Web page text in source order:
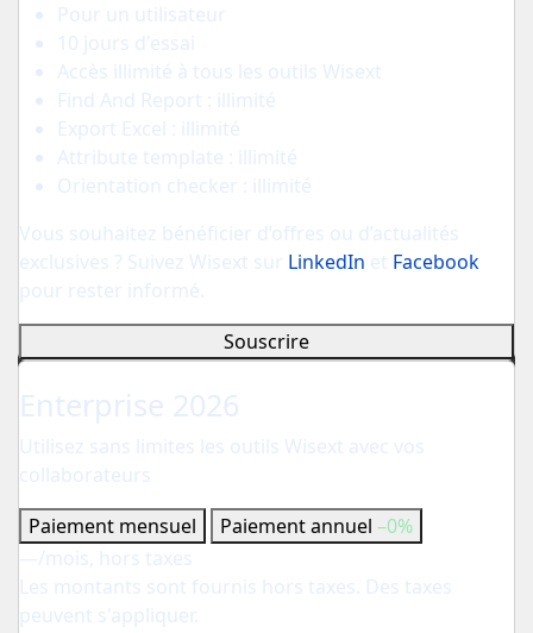
Pour un utilisateur
10 jours d'essai
Accès illimité à tous les outils Wisext
Find And Report : illimité
Export Excel : illimité
Attribute template : illimité
Orientation checker : illimité
Vous souhaitez bénéficier d’offres ou d’actualités
exclusives ? Suivez Wisext sur LinkedIn et Facebook
pour rester informé.
Souscrire
Enterprise 2026
Utilisez sans limites les outils Wisext avec vos
collaborateurs
Paiement mensuel
Paiement annuel –0%
—/mois, hors taxes
Les montants sont fournis hors taxes. Des taxes
peuvent s'appliquer.